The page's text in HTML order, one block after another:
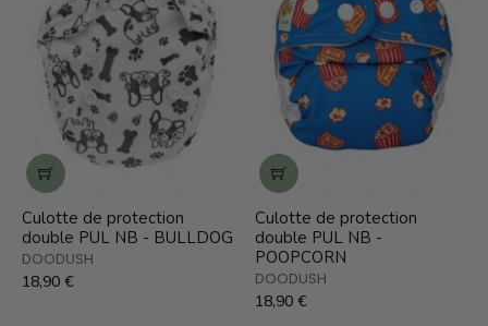
Culotte de protection
double PUL NB - BULLDOG
DOODUSH
18,90 €
Culotte de protection
double PUL NB -
POOPCORN
DOODUSH
18,90 €